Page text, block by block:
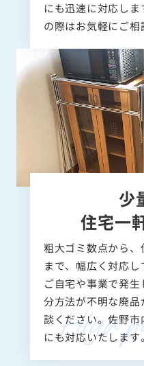
にも迅速に対応し
の際はお気軽にご
少
住宅一
粗大ゴミ数点から
まで、幅広く対応し
ご自宅や事業で発
分方法が不明な廃
談ください。佐野
にも対応いたします